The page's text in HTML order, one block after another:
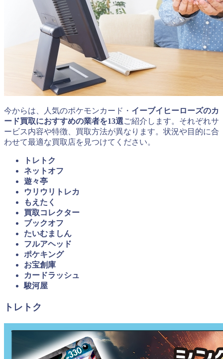
今からは、人気のポケモンカード・ イーブイヒーローズのカ
ード買取におすすめの業者を13選ご紹介します。それぞれサ
ービス内容や特徴、買取方法が異なります。状況や目的に合
わせて最適な買取店を見つけてください。
トレトク
ネットオフ
遊々亭
ウリウリトレカ
もえたく
買取コレクター
ブックオフ
たいむましん
フルアヘッド
ポケキング
お宝創庫
カードラッシュ
駿河屋
トレトク